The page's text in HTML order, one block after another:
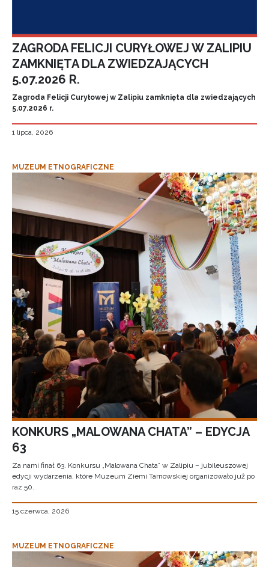
ZAGRODA FELICJI CURYŁOWEJ W ZALIPIU
ZAMKNIĘTA DLA ZWIEDZAJĄCYCH
5.07.2026 R.
Zagroda Felicji Curyłowej w Zalipiu zamknięta dla zwiedzających
5.07.2026 r.
1 lipca, 2026
MUZEUM ETNOGRAFICZNE
KONKURS „MALOWANA CHATA” – EDYCJA
63
Za nami finał 63. Konkursu „Malowana Chata” w Zalipiu – jubileuszowej
edycji wydarzenia, które Muzeum Ziemi Tarnowskiej organizowało już po
raz 50.
15 czerwca, 2026
MUZEUM ETNOGRAFICZNE